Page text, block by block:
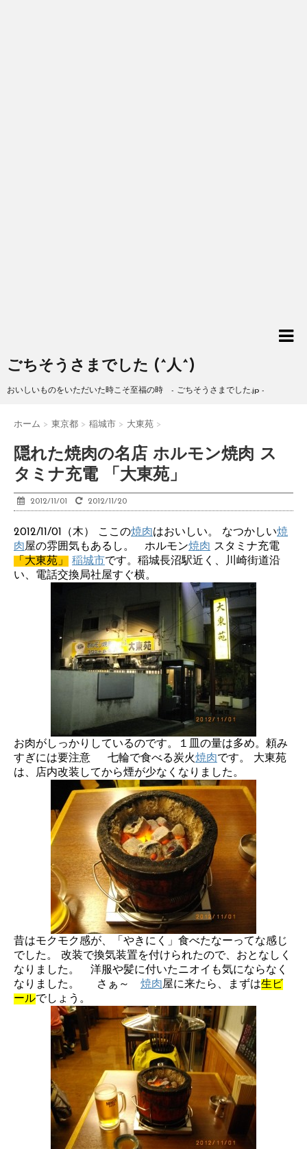
ごちそうさまでした (^人^)
おいしいものをいただいた時こそ至福の時 - ごちそうさまでした.jp -
ホーム > 東京都 > 稲城市 > 大東苑 >
隠れた焼肉の名店 ホルモン焼肉 ス
タミナ充電 「大東苑」
2012/11/01 2012/11/20
2012/11/01（木） ここの焼肉はおいしい。 なつかしい焼
肉屋の雰囲気もあるし。 ホルモン焼肉 スタミナ充電
「大東苑」
稲城市です。稲城長沼駅近く、川崎街道沿
い、電話交換局社屋すぐ横。
お肉がしっかりしているのです。１皿の量は多め。頼み
すぎには要注意 七輪で食べる炭火焼肉です。 大東苑
は、店内改装してから煙が少なくなりました。
昔はモクモク感が、「やきにく」食べたなーってな感じ
でした。 改装で換気装置を付けられたので、おとなしく
なりました。 洋服や髪に付いたニオイも気にならなく
なりました。 さぁ～ 焼肉屋に来たら、まずは生ビ
ールでしょう。